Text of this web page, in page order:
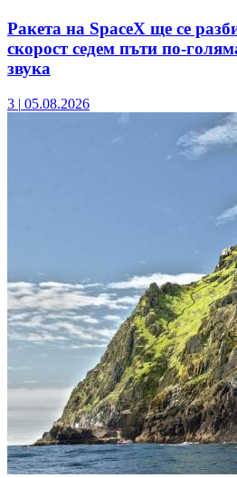
Ракета на SpaceX ще се
скорост седем пъти по-
звука
3 | 05.08.2026